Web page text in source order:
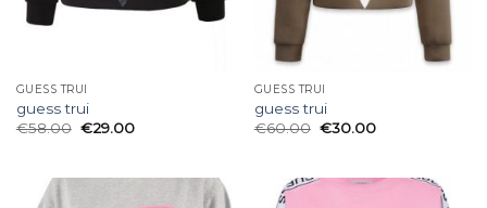
GUESS TRUI
guess trui
€58.00 €29.00
GUESS TRUI
guess trui
€60.00 €30.00